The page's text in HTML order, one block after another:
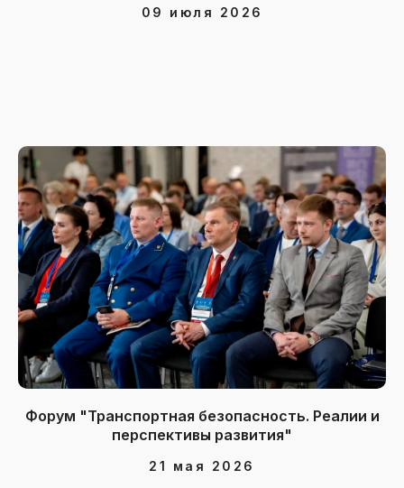
09 июля 2026
Форум "Транспортная безопасность. Реалии и
перспективы развития"
21 мая 2026